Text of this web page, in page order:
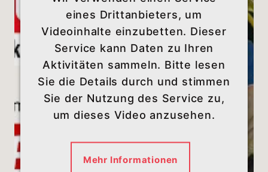
eines Drittanbieters, um
Videoinhalte einzubetten. Dieser
Service kann Daten zu Ihren
Aktivitäten sammeln. Bitte lesen
Sie die Details durch und stimmen
Sie der Nutzung des Service zu,
um dieses Video anzusehen.
Mehr Informationen